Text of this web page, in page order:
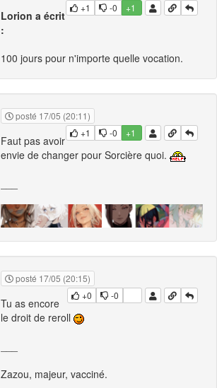
+1
-0 +1
Lorion a écrit
:
100 jours pour n'importe quelle vocation.
posté 17/05 (20:11)
+1
-0 +1
Faut pas avoir
envie de changer pour Sorcière quoi.
posté 17/05 (20:15)
+0
-0
Tu as encore
le droit de reroll
Zazou, majeur, vacciné.